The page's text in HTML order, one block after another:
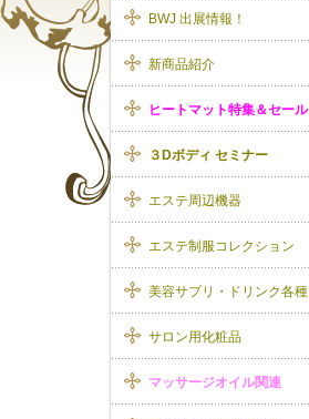
BWJ 出展情報！
新商品紹介
ヒートマット特集＆セール
３Dボディ セミナー
エステ周辺機器
エステ制服コレクション
美容サプリ・ドリンク各種
サロン用化粧品
マッサージオイル関連